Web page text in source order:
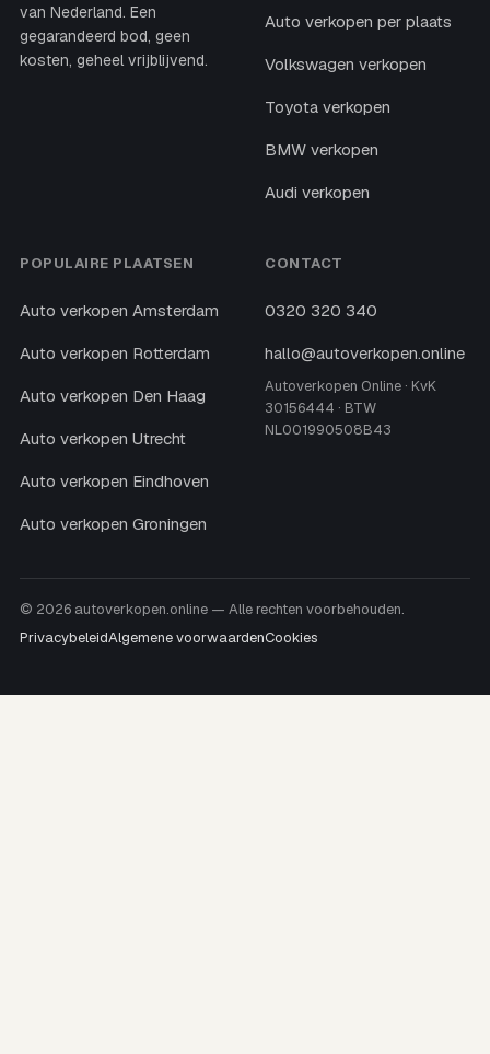
van Nederland. Een
gegarandeerd bod, geen
kosten, geheel vrijblijvend.
Auto verkopen per plaats
Volkswagen verkopen
Toyota verkopen
BMW verkopen
Audi verkopen
POPULAIRE PLAATSEN
Auto verkopen Amsterdam
Auto verkopen Rotterdam
Auto verkopen Den Haag
Auto verkopen Utrecht
Auto verkopen Eindhoven
Auto verkopen Groningen
CONTACT
0320 320 340
hallo@autoverkopen.online
Autoverkopen Online · KvK
30156444 · BTW
NL001990508B43
© 2026 autoverkopen.online — Alle rechten voorbehouden.
PrivacybeleidAlgemene voorwaardenCookies